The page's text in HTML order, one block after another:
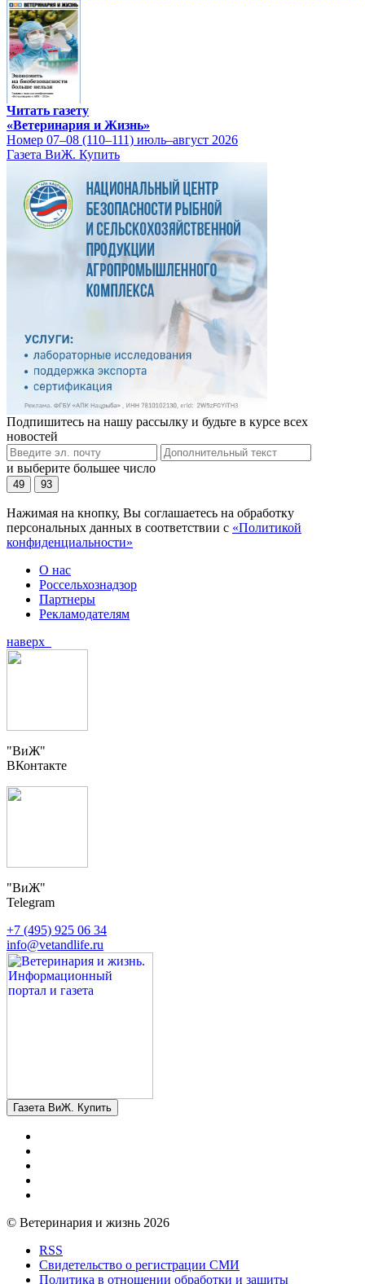
Читать газету
«Ветеринария и Жизнь»
Номер 07–08 (110–111) июль–август 2026
Газета ВиЖ. Купить
Подпишитесь на нашу рассылку и будьте в курсе всех
новостей
и выберите большее число
49 93
Нажимая на кнопку, Вы соглашаетесь на обработку
персональных данных в соответствии с «Политикой
конфиденциальности»
О нас
Россельхознадзор
Партнеры
Рекламодателям
наверх
"ВиЖ"
ВКонтакте
"ВиЖ"
Telegram
+7 (495) 925 06 34
info@vetandlife.ru
Газета ВиЖ. Купить
© Ветеринария и жизнь 2026
RSS
Свидетельство о регистрации СМИ
Политика в отношении обработки и защиты